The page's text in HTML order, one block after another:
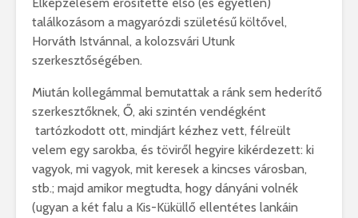
találkozásom a magyarózdi születésű költővel,
Horváth Istvánnal, a kolozsvári Utunk
szerkesztőségében.
Miután kollegámmal bemutattak a ránk sem hederítő
szerkesztőknek, Ő, aki szintén vendégként
tartózkodott ott, mindjárt kézhez vett, félreült
velem egy sarokba, és töviről hegyire kikérdezett: ki
vagyok, mi vagyok, mit keresek a kincses városban,
stb.; majd amikor megtudta, hogy dányáni volnék
(ugyan a két falu a Kis-Küküllő ellentétes lankáin